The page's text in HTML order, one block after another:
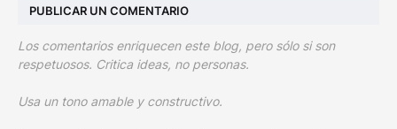
PUBLICAR UN COMENTARIO
Los comentarios enriquecen este blog, pero sólo si son
respetuosos. Critica ideas, no personas.
Usa un tono amable y constructivo.